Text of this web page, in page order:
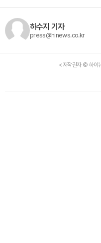
하수지 기자
press@hinews.co.kr
<저작권자 © 하이